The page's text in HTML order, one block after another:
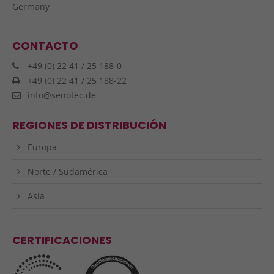
info@yourdomain.com
About us
Lorem ipsum dolor sit amet, consectetuer
adipiscing elit.
Aenean commodo ligula eget dolor. Aenean massa.
parturient montes, nascetur ridiculus mus. Donec
Germany
CONTACTO
+49 (0) 22 41 / 25 188-0
+49 (0) 22 41 / 25 188-22
info@senotec.de
REGIONES DE DISTRIBUCIÓN
Europa
Norte / Sudamérica
Asia
CERTIFICACIONES